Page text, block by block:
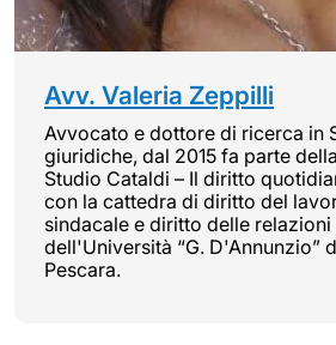
Avv. Valeria Zeppilli
Avvocato e dottore di ricerca in
giuridiche, dal 2015 fa parte
Studio Cataldi – Il diritto
con la cattedra di diritto del
sindacale e diritto delle
dell'Università “G. D'Annunzio”
Pescara.